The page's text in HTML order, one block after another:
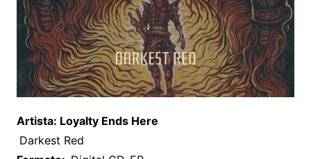
Artista: Loyalty Ends Here
Darkest Red